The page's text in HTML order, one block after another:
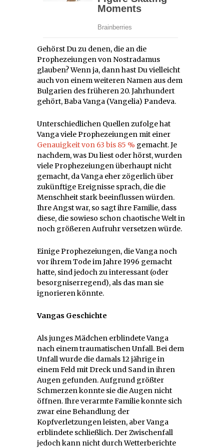
Gehörst Du zu denen, die an die
Prophezeiungen von Nostradamus
glauben? Wenn ja, dann hast Du vielleicht
auch von einem weiteren Namen aus dem
Bulgarien des früheren 20. Jahrhundert
gehört, Baba Vanga (Vangelia) Pandeva.
Unterschiedlichen Quellen zufolge hat
Vanga viele Prophezeiungen mit einer
Genauigkeit von 63 bis 85 % gemacht. Je
nachdem, was Du liest oder hörst, wurden
viele Prophezeiungen überhaupt nicht
gemacht, da Vanga eher zögerlich über
zukünftige Ereignisse sprach, die die
Menschheit stark beeinflussen würden.
Ihre Angst war, so sagt ihre Familie, dass
diese, die sowieso schon chaotische Welt in
noch größeren Aufruhr versetzen würde.
Einige Prophezeiungen, die Vanga noch
vor ihrem Tode im Jahre 1996 gemacht
hatte, sind jedoch zu interessant (oder
besorgniserregend), als das man sie
ignorieren könnte.
Vangas Geschichte
Als junges Mädchen erblindete Vanga
nach einem traumatischen Unfall. Bei dem
Unfall wurde die damals 12 jährige in
einem Feld mit Dreck und Sand in ihren
Augen gefunden. Aufgrund größter
Schmerzen konnte sie die Augen nicht
öffnen. Ihre verarmte Familie konnte sich
zwar eine Behandlung der
Kopfverletzungen leisten, aber Vanga
erblindete schließlich. Der Zwischenfall
jedoch kann nicht durch Wetterberichte